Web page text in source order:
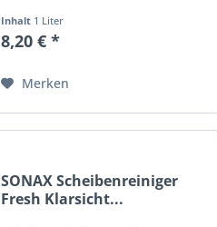
Inhalt 1 Liter
8,20 € *
Merken
SONAX Scheibenreiniger
Fresh Klarsicht...